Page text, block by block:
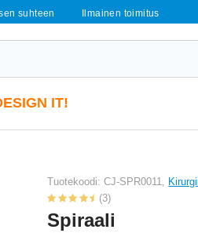
suhteen Ilmainen toimitus
IT!
Tuotekoodi: CJ-SPR0011,
(3)
Spiraali